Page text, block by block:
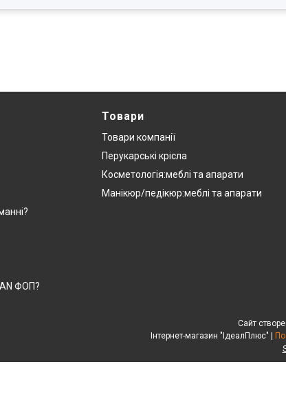
ФОП?
Товари
Товари компанії
Перукарські крісла
Косметологія:меблі та апарати
Манікюр/педікюр:меблі та апарати
Сайт
Інтернет-магазин "ІдеалПлюс" |